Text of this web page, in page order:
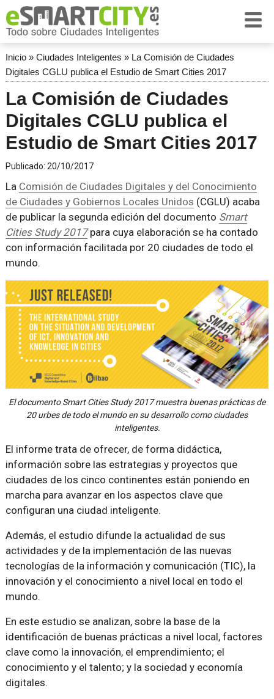
Inicio» Ciudades Inteligentes » La Comisión de Ciudades
Digitales CGLU publica el Estudio de Smart Cities 2017
La Comisión de Ciudades
Digitales CGLU publica el
Estudio de Smart Cities 2017
Publicado: 20/10/2017
La Comisión de Ciudades Digitales y del Conocimiento
de Ciudades y Gobiernos Locales Unidos (CGLU) acaba
de publicar la segunda edición del documento Smart
Cities Study 2017para cuya elaboración se ha contado
con información facilitada por 20 ciudades de todo el
mundo.
El documento Smart Cities Study 2017 muestra buenas prácticas de
20 urbes de todo el mundo en su desarrollo como ciudades
inteligentes.
El informe trata de ofrecer, de forma didáctica,
información sobre las estrategias y proyectos que
ciudades de los cinco continentes están poniendo en
marcha para avanzar en los aspectos clave que
configuran una ciudad inteligente.
Además, el estudio difunde la actualidad de sus
actividades y de la implementación de las nuevas
tecnologías de la información y comunicación (TIC), la
innovación y el conocimiento a nivel local en todo el
mundo.
En este estudio se analizan, sobre la base de la
identificación de buenas prácticas a nivel local, factores
clave como la innovación, el emprendimiento; el
conocimiento y el talento; y la sociedad y economía
digitales.